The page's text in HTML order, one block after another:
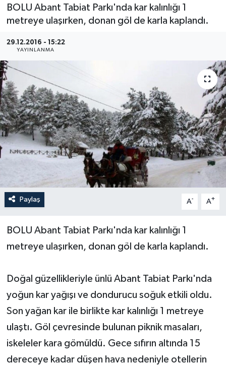
BOLU Abant Tabiat Parkı'nda kar kalınlığı 1
metreye ulaşırken, donan göl de karla kaplandı.
29.12.2016 - 15:22
YAYINLANMA
Paylaş A- A+
BOLU Abant Tabiat Parkı'nda kar kalınlığı 1
metreye ulaşırken, donan göl de karla kaplandı.
Doğal güzellikleriyle ünlü Abant Tabiat Parkı'nda
yoğun kar yağışı ve dondurucu soğuk etkili oldu.
Son yağan kar ile birlikte kar kalınlığı 1 metreye
ulaştı. Göl çevresinde bulunan piknik masaları,
iskeleler kara gömüldü. Gece sıfırın altında 15
dereceye kadar düşen hava nedeniyle otellerin
Medya
Sağlık
Sivil Toplum
Siyaset
Spor
Tarım
Turizm
Yerel Yönetimler
DÜNYA
YEREL